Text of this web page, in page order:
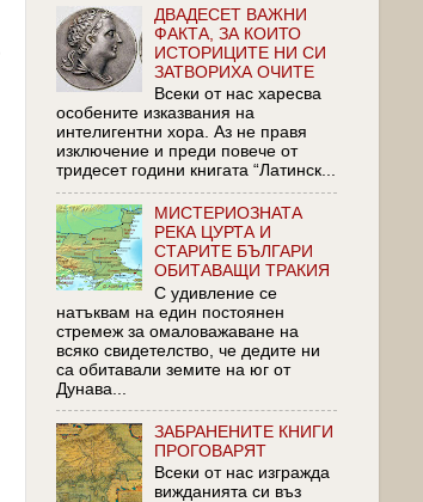
ДВАДЕСЕТ ВАЖНИ
ФАКТА, ЗА КОИТО
ИСТОРИЦИТЕ НИ СИ
ЗАТВОРИХА ОЧИТЕ
Всеки от нас харесва
особените изказвания на
интелигентни хора. Аз не правя
изключение и преди повече от
тридесет години книгата “Латинск...
МИСТЕРИОЗНАТА
РЕКА ЦУРТА И
СТАРИТЕ БЪЛГАРИ
ОБИТАВАЩИ ТРАКИЯ
С удивление се
натъквам на един постоянен
стремеж за омаловажаване на
всяко свидетелство, че дедите ни
са обитавали земите на юг от
Дунава...
ЗАБРАНЕНИТЕ КНИГИ
ПРОГОВАРЯТ
Всеки от нас изгражда
вижданията си въз